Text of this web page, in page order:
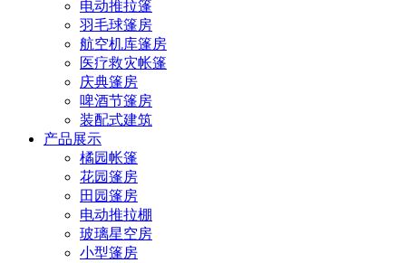
电动推拉篷
羽毛球篷房
航空机库篷房
医疗救灾帐篷
庆典篷房
啤酒节篷房
装配式建筑
产品展示
橘园帐篷
花园篷房
田园篷房
电动推拉棚
玻璃星空房
小型篷房